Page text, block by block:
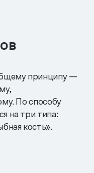
принципу —
По способу
на три типа:
кость».